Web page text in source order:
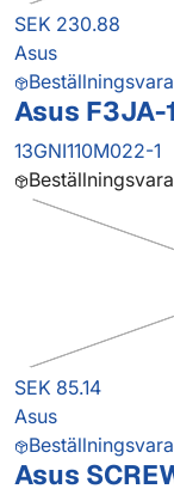
SEK 230.88
Asus
Beställningsvara
Asus F3JA-
13GNI110M022-1
Beställningsvara
SEK 85.14
Asus
Beställningsvara
Asus